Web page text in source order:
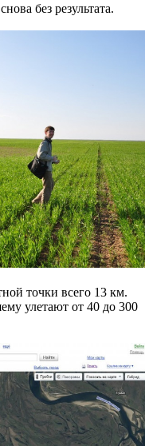
без результата.
точки всего 13 км.
улетают от 40 до 300